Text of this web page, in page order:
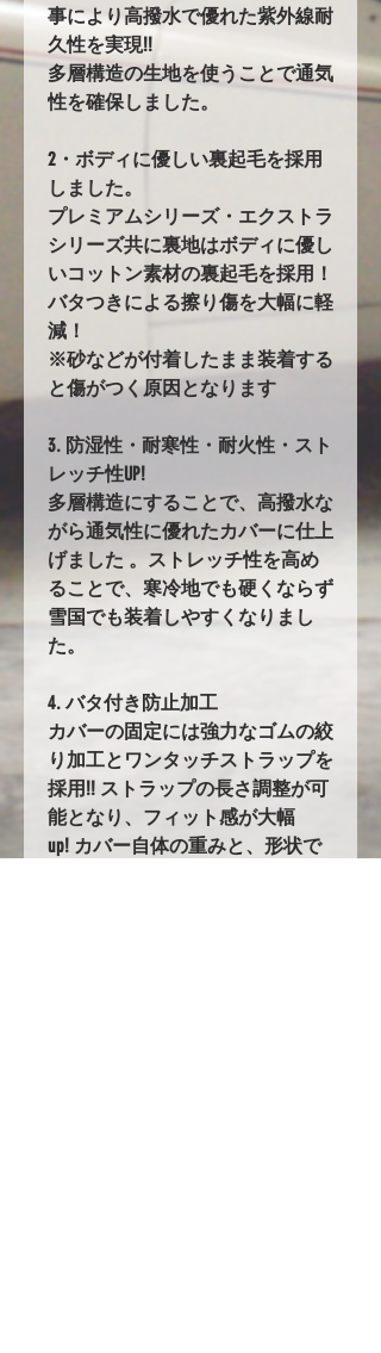
事により高撥水で優れた紫外線耐
久性を実現!!
多層構造の生地を使うことで通気
性を確保しました。
2・ボディに優しい裏起毛を採用
しました。
プレミアムシリーズ・エクストラ
シリーズ共に裏地はボディに優し
いコットン素材の裏起毛を採用！
バタつきによる擦り傷を大幅に軽
減！
※砂などが付着したまま装着する
と傷がつく原因となります
3. 防湿性・耐寒性・耐火性・スト
レッチ性UP!
多層構造にすることで、高撥水な
がら通気性に優れたカバーに仕上
げました 。ストレッチ性を高め
ることで、寒冷地でも硬くならず
雪国でも装着しやすくなりまし
た。
4. バタ付き防止加工
カバーの固定には強力なゴムの絞
り加工とワンタッチストラップを
採用!! ストラップの長さ調整が可
能となり、フィット感が大幅
up! カバー自体の重みと、形状で